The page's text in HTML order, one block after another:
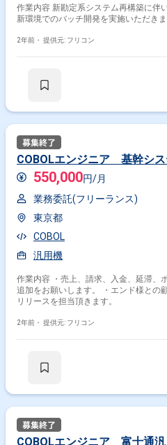
作業内容 新勘定系システム再構築に伴
新環境でのバッチ開発を実施いただきま
2年前・ 提供元: フリコン
COBOLエンジニア 基幹シ
550,000円/月
業務委託(フリーランス)
東京都
COBOL
汎用機
作業内容 ・売上、請求、入金、延滞、
追加をお願いします。 ・エンド様との
リリースを担当頂きます。
2年前・ 提供元: フリコン
COBOLエンジニア 富士通